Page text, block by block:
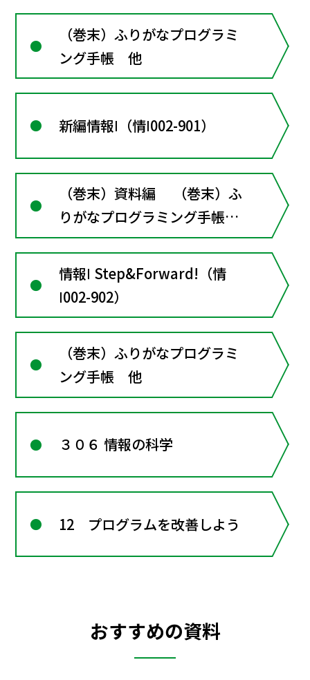
（巻末）ふりがなプログラミ
ング手帳 他
新編情報Ⅰ（情Ⅰ002-901）
（巻末）資料編 （巻末）ふ
りがなプログラミング手帳
他
情報Ⅰ Step&Forward!（情
Ⅰ002-902）
（巻末）ふりがなプログラミ
ング手帳 他
３０６ 情報の科学
12 プログラムを改善しよう
おすすめの資料